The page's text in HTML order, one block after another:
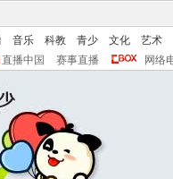
音乐 科教 青少 文化
艺术
直播中国 赛事直播 网络